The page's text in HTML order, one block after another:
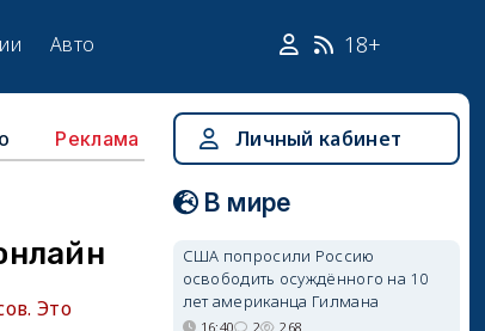
Авто 18+
Реклама
Это
Личный кабинет
В мире
США попросили Россию
освободить осуждённого на 10
лет американца Гилмана
16:40 2 268